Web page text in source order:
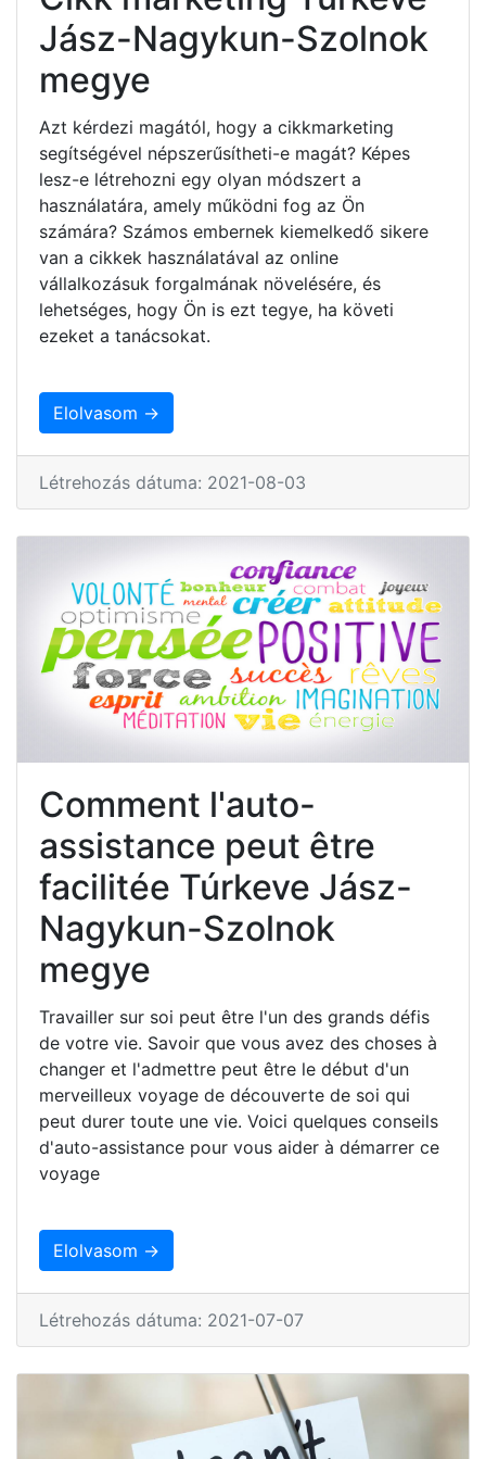
Jász-Nagykun-Szolnok
megye
Azt kérdezi magától, hogy a cikkmarketing
segítségével népszerűsítheti-e magát? Képes
lesz-e létrehozni egy olyan módszert a
használatára, amely működni fog az Ön
számára? Számos embernek kiemelkedő sikere
van a cikkek használatával az online
vállalkozásuk forgalmának növelésére, és
lehetséges, hogy Ön is ezt tegye, ha követi
ezeket a tanácsokat.
Elolvasom →
Létrehozás dátuma: 2021-08-03
Comment l'auto-
assistance peut être
facilitée Túrkeve Jász-
Nagykun-Szolnok
megye
Travailler sur soi peut être l'un des grands défis
de votre vie. Savoir que vous avez des choses à
changer et l'admettre peut être le début d'un
merveilleux voyage de découverte de soi qui
peut durer toute une vie. Voici quelques conseils
d'auto-assistance pour vous aider à démarrer ce
voyage
Elolvasom →
Létrehozás dátuma: 2021-07-07